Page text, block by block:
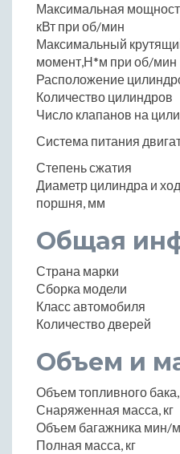
Максимальная
кВт при об/мин
Максимальный
момент,Н*м при об/мин
Расположение
Количество цилиндров
Число клапанов на
Система питания
Степень сжатия
Диаметр цилиндра и ход
поршня, мм
Общая
Страна марки
Сборка модели
Класс автомобиля
Количество дверей
Объем и
Объем топливного
Снаряженная масса, кг
Объем багажника мин/
Полная масса, кг